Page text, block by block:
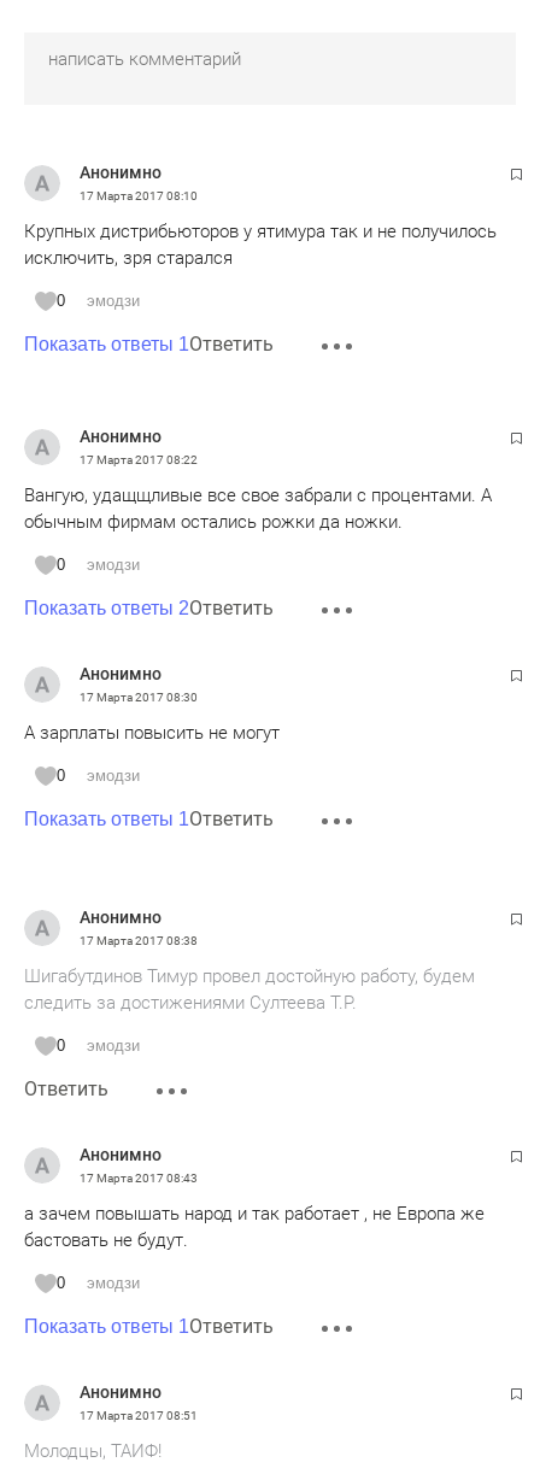
Анонимно
17 Марта 201708:10
Крупных дистрибьюторов у ятимура так и не получилось
исключить, зря старался
0 эмодзи
Показать ответы 1Ответить
Анонимно
17 Марта 201708:22
Вангую, удащщливые все свое забрали с процентами. А
обычным фирмам остались рожки да ножки.
0 эмодзи
Показать ответы 2Ответить
Анонимно
17 Марта 201708:30
А зарплаты повысить не могут
0 эмодзи
Показать ответы 1Ответить
Анонимно
17 Марта 201708:38
Шигабутдинов Тимур провел достойную работу, будем
следить за достижениями Султеева Т.Р.
0 эмодзи
Ответить
Анонимно
17 Марта 201708:43
а зачем повышать народ и так работает , не Европа же
бастовать не будут.
0 эмодзи
Показать ответы 1Ответить
Анонимно
17 Марта 201708:51
Молодцы, ТАИФ!